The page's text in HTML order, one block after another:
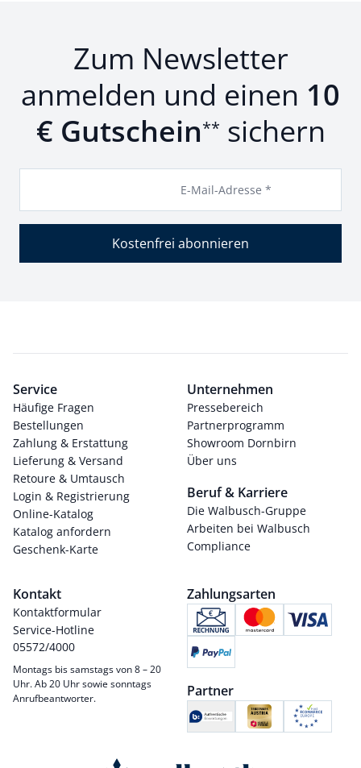
Zum Newsletter
anmelden und einen 10
€ Gutschein** sichern
E-Mail-Adresse *
Kostenfrei abonnieren
Service
Häufige Fragen
Bestellungen
Zahlung & Erstattung
Lieferung & Versand
Retoure & Umtausch
Login & Registrierung
Online-Katalog
Katalog anfordern
Geschenk-Karte
Unternehmen
Pressebereich
Partnerprogramm
Showroom Dornbirn
Über uns
Beruf & Karriere
Die Walbusch-Gruppe
Arbeiten bei Walbusch
Compliance
Kontakt
Kontaktformular
Service-Hotline
05572/4000
Montags bis samstags von 8 – 20
Uhr. Ab 20 Uhr sowie sonntags
Anrufbeantworter.
Zahlungsarten
Partner